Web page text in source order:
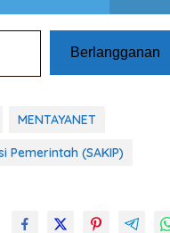
Berlangganan
MENTAYANET
Pemerintah (SAKIP)